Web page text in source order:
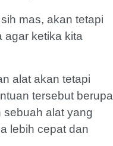
mas, akan tetapi
agar ketika kita
alat akan tetapi
tersebut berupa
alat yang
lebih cepat dan